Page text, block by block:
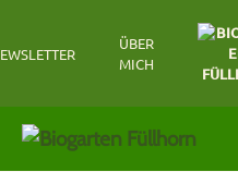
ÜBER
MICH